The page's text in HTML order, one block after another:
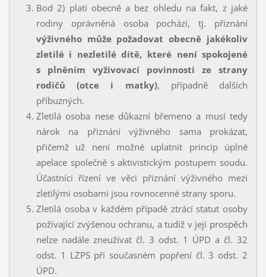
Bod 2) platí obecně a bez ohledu na fakt, z jaké
rodiny oprávněná osoba pochází, tj. přiznání
výživného může požadovat obecně jakékoliv
zletilé i nezletilé dítě, které není spokojené
s plněním vyživovací povinnosti ze strany
rodičů (otce i matky), případně dalších
příbuzných.
Zletilá osoba nese důkazní břemeno a musí tedy
nárok na přiznání výživného sama prokázat,
přičemž už není možné uplatnit princip úplné
apelace společně s aktivistickým postupem soudu.
Účastníci řízení ve věci přiznání výživného mezi
zletilými osobami jsou rovnocenné strany sporu.
Zletilá osoba v každém případě ztrácí statut osoby
požívající zvýšenou ochranu, a tudíž v její prospěch
nelze nadále zneužívat čl. 3 odst. 1 ÚPD a čl. 32
odst. 1 LZPS při současném popření čl. 3 odst. 2
ÚPD.